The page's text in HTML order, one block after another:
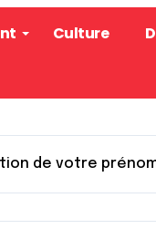
Culture
de votre